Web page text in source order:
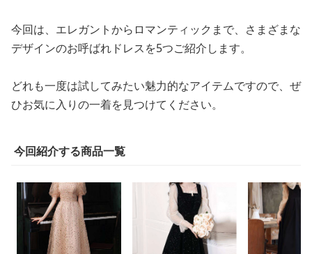
今回は、エレガントからロマンティックまで、さまざまな
デザインのお呼ばれドレスを5つご紹介します。
どれも一度は試してみたい魅力的なアイテムですので、ぜ
ひお気に入りの一着を見つけてください。
今回紹介する商品一覧